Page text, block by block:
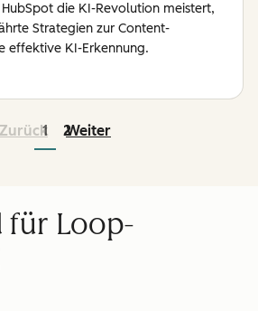
die KI-Revolution meistert,
Strategien zur Content-
effektive KI-Erkennung.
Zurück
1 2Weiter
für Loop-